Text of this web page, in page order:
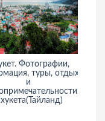
Фотографии,
туры, отдых
и